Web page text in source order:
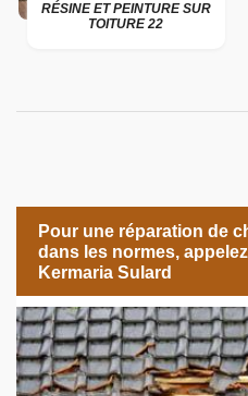
RÉSINE ET PEINTURE SUR
TOITURE 22
Pour une réparation de
dans les normes,
Kermaria Sulard